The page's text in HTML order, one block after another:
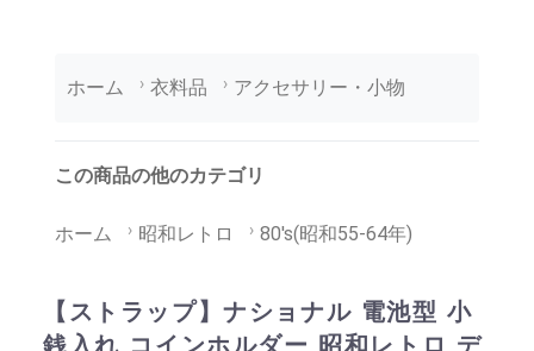
ホーム 衣料品 アクセサリー・小物
この商品の他のカテゴリ
ホーム 昭和レトロ 80's(昭和55-64年)
【ストラップ】ナショナル 電池型 小
銭入れ コインホルダー 昭和レトロ デ